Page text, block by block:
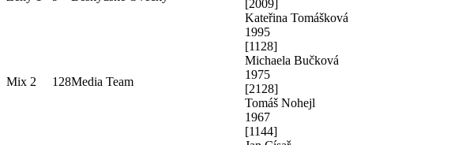
[2009]
Kateřina Tomášková
1995
Mix 2 128Media Team
[1128]
Michaela Bučková
1975
[2128]
Tomáš Nohejl
1967
[1144]